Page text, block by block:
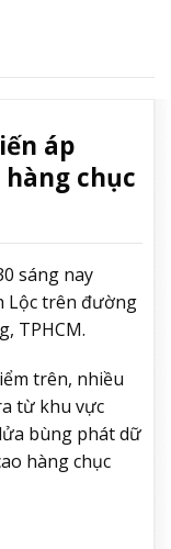
áp
chục
sáng nay
Lộc trên đường
TPHCM.
trên, nhiều
từ khu vực
bùng phát dữ
hàng chục